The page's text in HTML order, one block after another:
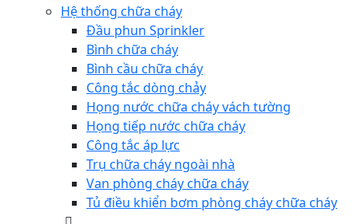
Hệ thống chữa cháy
Đầu phun Sprinkler
Bình chữa cháy
Bình cầu chữa cháy
Công tắc dòng chảy
Họng nước chữa cháy vách tường
Họng tiếp nước chữa cháy
Công tắc áp lực
Trụ chữa cháy ngoài nhà
Van phòng cháy chữa cháy
Tủ điều khiển bơm phòng cháy chữa cháy